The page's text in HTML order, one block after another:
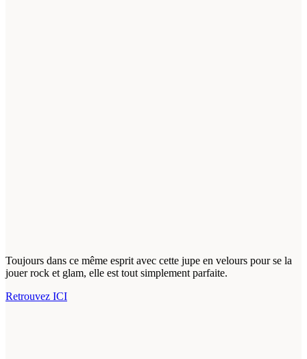
Toujours dans ce même esprit avec cette jupe en velours pour se la
jouer rock et glam, elle est tout simplement parfaite.
Retrouvez ICI